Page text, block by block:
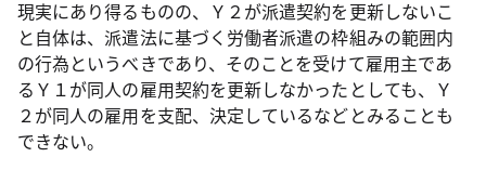
現実にあり得るものの、Ｙ２が派遣契約を更新しないこ
と自体は、派遣法に基づく労働者派遣の枠組みの範囲内
の行為というべきであり、そのことを受けて雇用主であ
るＹ１が同人の雇用契約を更新しなかったとしても、Ｙ
２が同人の雇用を支配、決定しているなどとみることも
できない。